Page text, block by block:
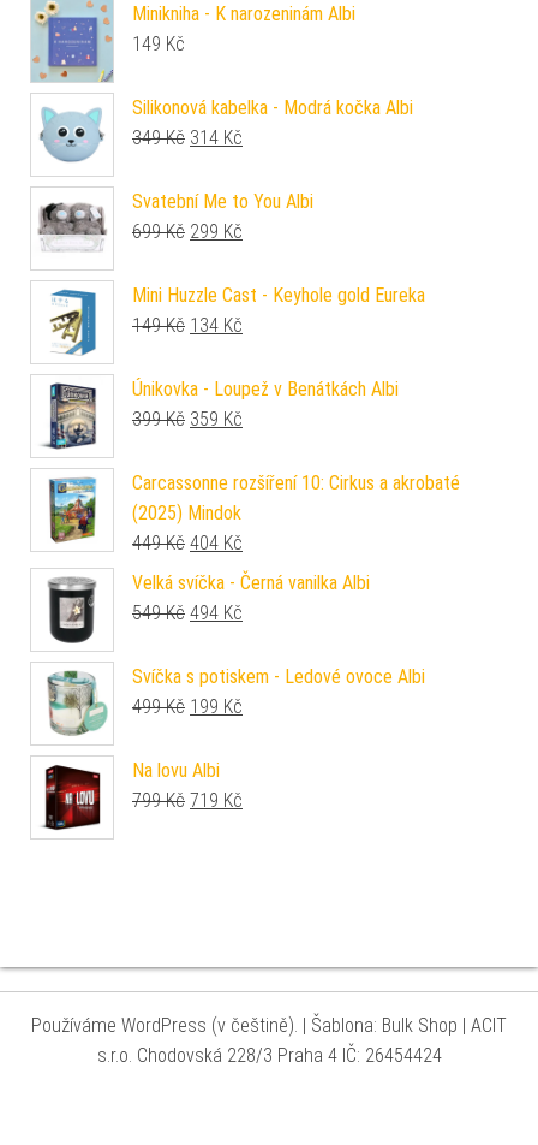
Minikniha - K narozeninám Albi
149 Kč
Silikonová kabelka - Modrá kočka Albi
349Kč Původní cena byla: 349 Kč.
314 Kč
Svatební Me to You Albi
699Kč Původní cena byla: 699 Kč.
299 Kč
Mini Huzzle Cast - Keyhole gold Eureka
149Kč Původní cena byla: 149 Kč.
134 Kč
Únikovka - Loupež v Benátkách Albi
399Kč Původní cena byla: 399 Kč.
359 Kč
Carcassonne rozšíření 10: Cirkus a akrobaté
(2025) Mindok
449Kč Původní cena byla: 449 Kč.
404 Kč
Velká svíčka - Černá vanilka Albi
549Kč Původní cena byla: 549 Kč.
494 Kč
Svíčka s potiskem - Ledové ovoce Albi
499Kč Původní cena byla: 499 Kč.
199 Kč
Na lovu Albi
799Kč Původní cena byla: 799 Kč.
719 Kč
Používáme WordPress (v češtině). | Šablona: Bulk Shop | ACIT
s.r.o. Chodovská 228/3 Praha 4 IČ: 26454424